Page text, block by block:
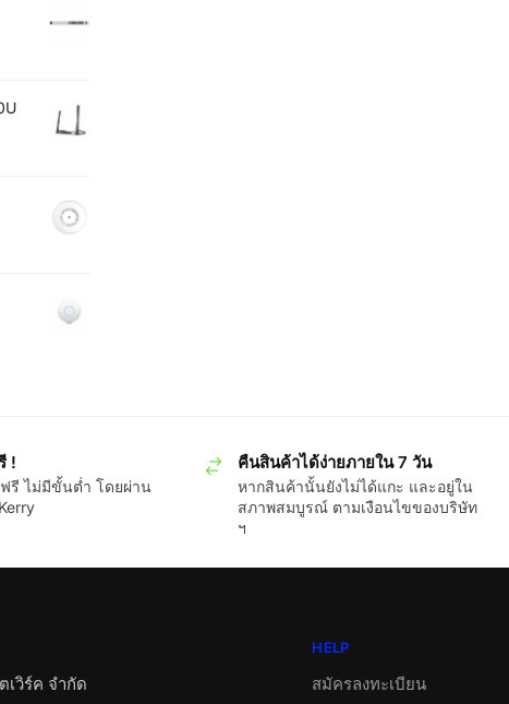
!
รี ไม่มีขั้นต่ำ โดยผ่าน
คืนสินค้าได้ง่ายภายใน 7 วัน
หากสินค้านั้นยังไม่ได้แกะ และอยู่ใน
สภาพสมบูรณ์ ตามเงือนไขของบริษัท
ฯ
เวิร์ค จำกัด
HELP
สมัครลงทะเบียน